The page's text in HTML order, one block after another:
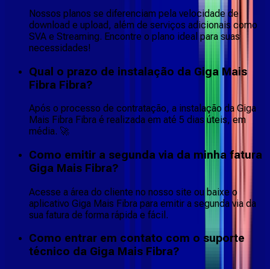
Nossos planos se diferenciam pela velocidade de
download e upload, além de serviços adicionais como
SVA e Streaming. Encontre o plano ideal para suas
necessidades!
Qual o prazo de instalação da Giga Mais
Fibra Fibra?
Após o processo de contratação, a instalação da Giga
Mais Fibra Fibra é realizada em até 5 dias úteis, em
média. 🚀
Como emitir a segunda via da minha fatura
Giga Mais Fibra?
Acesse a área do cliente no nosso site ou baixe o
aplicativo Giga Mais Fibra para emitir a segunda via da
sua fatura de forma rápida e fácil.
Como entrar em contato com o suporte
técnico da Giga Mais Fibra?